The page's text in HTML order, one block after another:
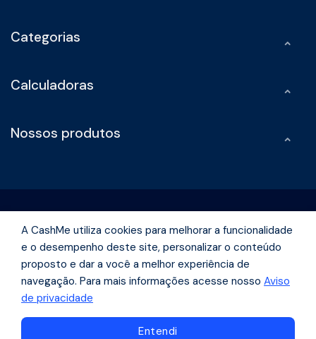
Navegue pelo conteúdo
Categorias
Calculadoras
Nossos produtos
Rua Olimpíadas, 242 -Vila Olímpia São Paulo - São Paulo | CEP
04551-000
A CashMe utiliza cookies para melhorar a funcionalidade
e o desempenho deste site, personalizar o conteúdo
proposto e dar a você a melhor experiência de
navegação. Para mais informações acesse nosso Aviso
de privacidade
Entendi